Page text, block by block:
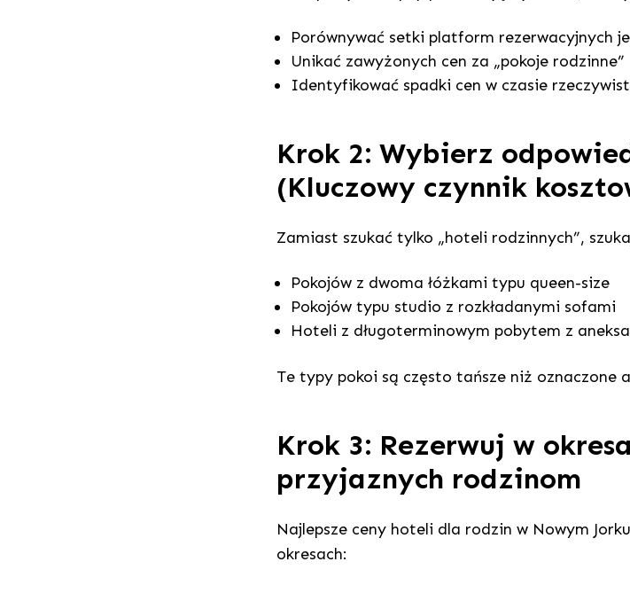
Porównywać setki platform rezerwacyjnych
Unikać zawyżonych cen za „pokoje rodzinne”
Identyfikować spadki cen w czasie
Krok 2: Wybierz
(Kluczowy czynnik
Zamiast szukać tylko „hoteli rodzinnych”,
Pokojów z dwoma łóżkami typu queen-size
Pokojów typu studio z rozkładanymi sofami
Hoteli z długoterminowym pobytem z
Te typy pokoi są często tańsze niż oznaczone
Krok 3: Rezerwuj w
przyjaznych rodzinom
Najlepsze ceny hoteli dla rodzin w Nowym
okresach: